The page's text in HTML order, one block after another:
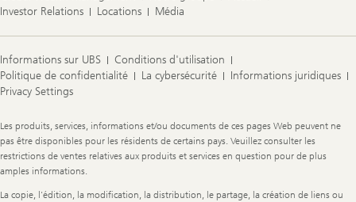
Investor Relations
Locations Média
Informations sur UBS
Conditions d'utilisation
Politique de confidentialité
La cybersécurité
Informations juridiques
Privacy Settings
Legal
Information
Les produits, services, informations et/ou documents de ces pages Web peuvent ne
pas être disponibles pour les résidents de certains pays. Veuillez consulter les
restrictions de ventes relatives aux produits et services en question pour de plus
amples informations.
La copie, l'édition, la modification, la distribution, le partage, la création de liens ou